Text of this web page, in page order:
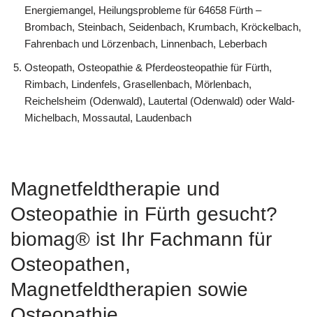
Energiemangel, Heilungsprobleme für 64658 Fürth –
Brombach, Steinbach, Seidenbach, Krumbach, Kröckelbach,
Fahrenbach und Lörzenbach, Linnenbach, Leberbach
Osteopath, Osteopathie & Pferdeosteopathie für Fürth,
Rimbach, Lindenfels, Grasellenbach, Mörlenbach,
Reichelsheim (Odenwald), Lautertal (Odenwald) oder Wald-
Michelbach, Mossautal, Laudenbach
Magnetfeldtherapie und
Osteopathie in Fürth gesucht?
biomag® ist Ihr Fachmann für
Osteopathen,
Magnetfeldtherapien sowie